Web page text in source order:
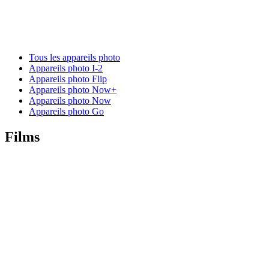
Tous les appareils photo
Appareils photo I-2
Appareils photo Flip
Appareils photo Now+
Appareils photo Now
Appareils photo Go
Films